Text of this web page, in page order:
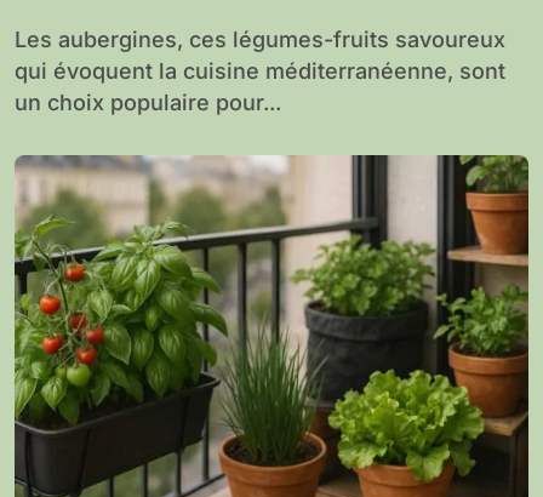
Les aubergines, ces légumes-fruits savoureux
qui évoquent la cuisine méditerranéenne, sont
un choix populaire pour...